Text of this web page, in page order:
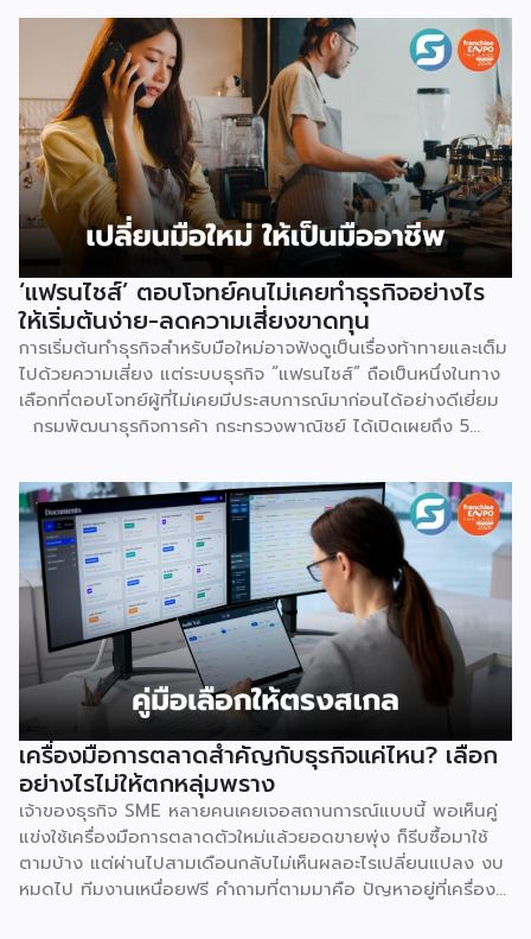
เช่น ร้านที่เป็นแบรนด์ขนาดใหญ่ จะมีเรตสูงสุด 19.26% ในหมวด
แฟชั่น และ FMCG, ร้าน Non-Mall ทั่วไป สูงสุด 17.12% เป็นต้น
โดยตัวเลขเหล่านี้รวม VAT 7% แล้ว และยังไม่นับค่าธรรมเนียม
อื่นที่เก็บซ้อนอยู่ เช่น ค่าธรรมเนียมการชำระเงิน (เริ่มต้น 3.21%)
และค่าธรรมเนียมโครงสร้างพื้นฐาน 1.07 บาทต่อออร์เดอร์
(สำหรับร้านที่มียอดขายเกิน 100 ออร์เดอร์ต่อเดือน) ลอง
คำนวณดู หากเป็นร้าน Non-Mall ขายเสื้อยืดตัวละ 100 บาท ค่า
ส่ง 25 บาท เมื่อหักค่าธรรมเนียมการขาย […]
‘แฟรนไชส์’ ตอบโจทย์คนไม่เคยทำธุรกิจอย่างไร
ให้เริ่มต้นง่าย-ลดความเสี่ยงขาดทุน
การเริ่มต้นทำธุรกิจสำหรับมือใหม่อาจฟังดูเป็นเรื่องท้าทายและเต็ม
ไปด้วยความเสี่ยง แต่ระบบธุรกิจ “แฟรนไชส์” ถือเป็นหนึ่งในทาง
เลือกที่ตอบโจทย์ผู้ที่ไม่เคยมีประสบการณ์มาก่อนได้อย่างดีเยี่ยม
กรมพัฒนาธุรกิจการค้า กระทรวงพาณิชย์ ได้เปิดเผยถึง 5
การลงทุนที่น่าสนใจและช่วยลดอุปสรรคสำหรับผู้เริ่มต้นได้อย่างมี
ประสิทธิภาพ เหตุผลประการแรกคือ การมีโมเดลธุรกิจที่ชัดเจน
และพร้อมนำไปใช้ทันที ซึ่งถือเป็นการลดความเสี่ยงด้านการลงทุน
ได้อย่างดีที่สุด เนื่องจากผู้ลงทุนไม่จำเป็นต้องเสียเวลาลองผิด
ลองถูกเอง ระบบแฟรนไชส์ถูกออกแบบและผ่านการพิสูจน์ความ
สำเร็จมาแล้วโดยเจ้าของแบรนด์ ซึ่งมีการจัดเตรียมอุปกรณ์
โครงสร้างร้านตามมาตรฐาน พร้อมคู่มือการปฏิบัติงานที่ชัดเจน
อีกทั้งยังมีทีมงานคอยช่วยสอนงานทั้งภาคทฤษฎีและปฏิบัติก่อน
เปิดร้านจริง ทำให้ผู้ซื้อแฟรนไชส์สามารถควบคุมคุณภาพของ
สินค้าและบริการให้เป็นไปตามมาตรฐานได้อย่างง่ายดาย เหตุผล
ประการต่อมาคือ แบรนด์มีชื่อเสียงและมีฐานลูกค้าที่แข็งแกร่งอยู่
แล้ว การซื้อแฟรนไชส์ทำให้ผู้ลงทุนได้ครอบครองแบรนด์ที่เป็นที่
รู้จักในตลาด ส่งผลให้มีกลุ่มลูกค้าพร้อมอุดหนุนตั้งแต่วันแรกที่
เปิดทำการ นอกจากนี้ เจ้าของแบรนด์ยังทำการตลาด
ประชาสัมพันธ์ และสร้างการรับรู้แบรนด์อย่างต่อเนื่อง ซึ่งช่วยให้
ผู้ลงทุนประหยัดงบประมาณด้านการตลาดและสร้างความเชื่อมั่น
ให้กับผู้บริโภคได้อย่างรวดเร็ว ประการที่สามคือ การมีที่ปรึกษา
เครื่องมือการตลาดสำคัญกับธุรกิจแค่ไหน? เลือก
อย่างไรไม่ให้ตกหลุ่มพราง
เจ้าของธุรกิจ SME หลายคนเคยเจอสถานการณ์แบบนี้ พอเห็นคู่
แข่งใช้เครื่องมือการตลาดตัวใหม่แล้วยอดขายพุ่ง ก็รีบซื้อมาใช้
ตามบ้าง แต่ผ่านไปสามเดือนกลับไม่เห็นผลอะไรเปลี่ยนแปลง งบ
หมดไป ทีมงานเหนื่อยฟรี คำถามที่ตามมาคือ ปัญหาอยู่ที่เครื่อง